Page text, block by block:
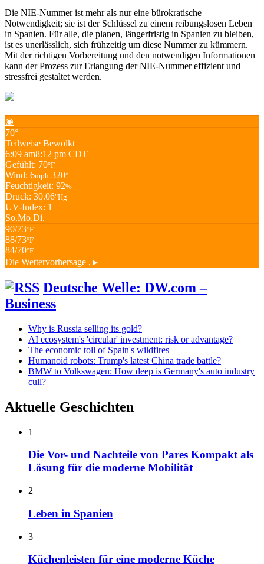
Die NIE-Nummer ist mehr als nur eine bürokratische
Notwendigkeit; sie ist der Schlüssel zu einem reibungslosen Leben
in Spanien. Für alle, die planen, längerfristig in Spanien zu bleiben,
ist es unerlässlich, sich frühzeitig um diese Nummer zu kümmern.
Mit der richtigen Vorbereitung und den notwendigen Informationen
kann der Prozess zur Erlangung der NIE-Nummer effizient und
stressfrei gestaltet werden.
◉
70°
Teilweise Bewölkt
6:09 am8:12 pm CDT
Gefühlt: 70°F
Wind: 6mph 320°
Feuchtigkeit: 92%
Druck: 30.06"Hg
UV-Index: 1
So.Mo.Di.
90/73°F
88/73°F
84/70°F
Die Wettervorhersage , ▸
Deutsche Welle: DW.com –
Business
Why is Russia selling its gold?
AI ecosystem's 'circular' investment: risk or advantage?
The economic toll of Spain's wildfires
Humanoid robots: Trump's latest China trade battle?
BMW to Volkswagen: How deep is Germany's auto industry
cull?
Aktuelle Geschichten
1
Die Vor- und Nachteile von Pares Kompakt als
Lösung für die moderne Mobilität
2
Leben in Spanien
3
Küchenleisten für eine moderne Küche